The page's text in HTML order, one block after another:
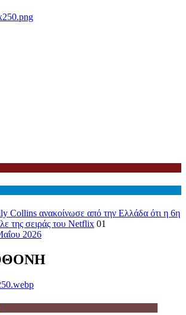
Collins ανακοίνωσε από την Ελλάδα ότι η 6η
της σειράς του Netflix 01
2026